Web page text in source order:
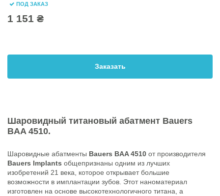
ПОД ЗАКАЗ
1 151 ₴
Заказать
Шаровидный титановый абатмент Bauers
BAA 4510.
Шаровидные абатменты Bauers BAA 4510 от производителя
Bauers Implants общепризнаны одним из лучших
изобретений 21 века, которое открывает большие
возможности в имплантации зубов. Этот наноматериал
изготовлен на основе высокотехнологичного титана, а